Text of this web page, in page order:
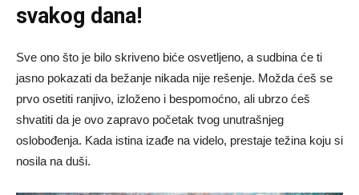
svakog dana!
Sve ono što je bilo skriveno biće osvetljeno, a sudbina će ti
jasno pokazati da bežanje nikada nije rešenje. Možda ćeš se
prvo osetiti ranjivo, izloženo i bespomoćno, ali ubrzo ćeš
shvatiti da je ovo zapravo početak tvog unutrašnjeg
oslobođenja. Kada istina izađe na videlo, prestaje težina koju si
nosila na duši.